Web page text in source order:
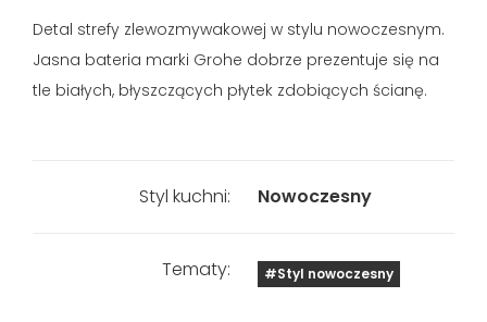
Detal strefy zlewozmywakowej w stylu nowoczesnym.
Jasna bateria marki Grohe dobrze prezentuje się na
tle białych, błyszczących płytek zdobiących ścianę.
Styl kuchni: Nowoczesny
Tematy: #Styl nowoczesny